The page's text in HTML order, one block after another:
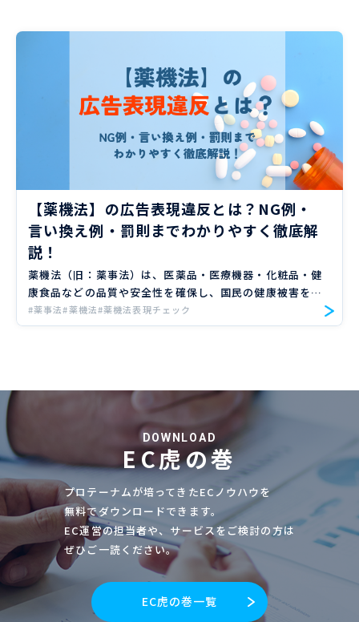
【薬機法】の広告表現違反とは？NG例・
言い換え例・罰則までわかりやすく徹底解
説！
薬機法（旧：薬事法）は、医薬品・医療機器・化粧品・健
康食品などの品質や安全性を確保し、国民の健康被害を防
ぐことを目的とした法律です。特に広告表現においては、
消費者に誤解や過度な期待を与えないよう、厳格なルール
#薬事法#薬機法#薬機法表現チェック
DOWNLOAD
EC虎の巻
プロテーナムが培ってきたECノウハウを
無料でダウンロードできます。
EC運営の担当者や、サービスをご検討の方は
ぜひご一読ください。
EC虎の巻一覧